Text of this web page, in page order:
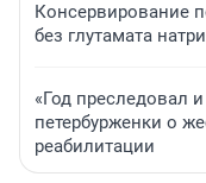
Консервирование
без глутамата
«Год преследовал
петербурженки о
реабилитации